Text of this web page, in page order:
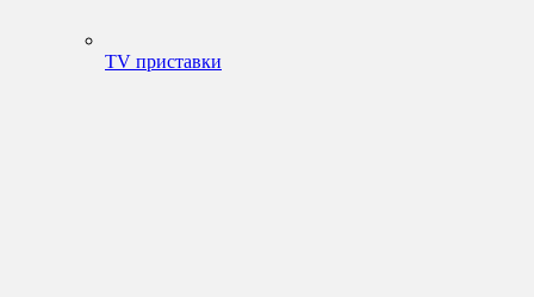
TV приставки